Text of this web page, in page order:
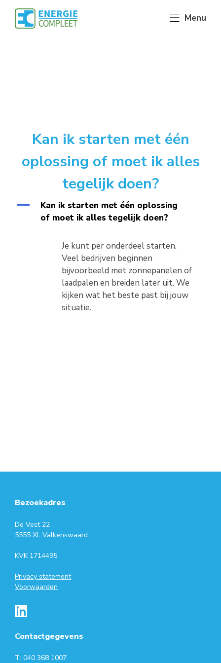
Menu
Kan ik starten met één
oplossing of moet ik alles
tegelijk doen?
A
Kan ik starten met één oplossing
of moet ik alles tegelijk doen?
Je kunt per onderdeel starten.
Veel bedrijven beginnen
bijvoorbeeld met zonnepanelen of
laadpalen en breiden later uit. We
kijken wat het beste past bij jouw
situatie.
Bezoekadres
De Vest 22
5555 XL Valkenswaard
KVK 1714495
Privacy statement
Voorwaarden
Contactgegevens
T: 040 368 1007